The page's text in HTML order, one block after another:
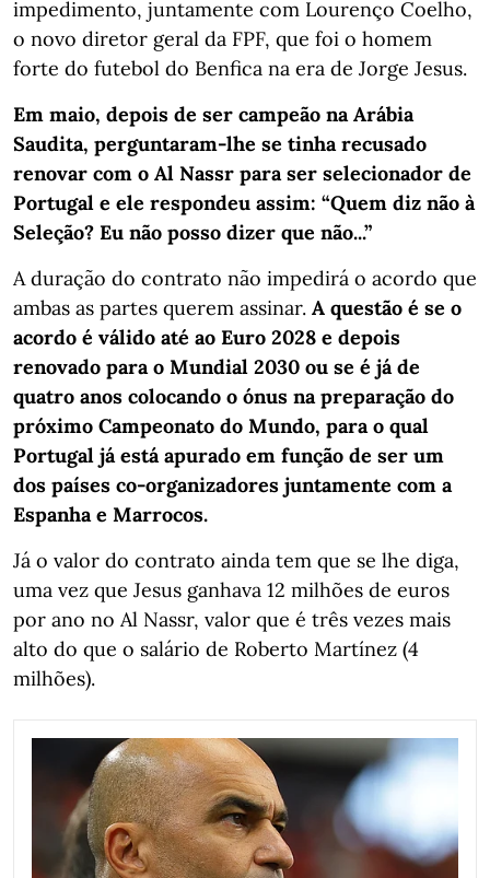
impedimento, juntamente com Lourenço Coelho,
o novo diretor geral da FPF, que foi o homem
forte do futebol do Benfica na era de Jorge Jesus.
Em maio, depois de ser campeão na Arábia
Saudita, perguntaram-lhe se tinha recusado
renovar com o Al Nassr para ser selecionador de
Portugal e ele respondeu assim: “Quem diz não à
Seleção? Eu não posso dizer que não...”
A duração do contrato não impedirá o acordo que
ambas as partes querem assinar. A questão é se o
acordo é válido até ao Euro 2028 e depois
renovado para o Mundial 2030 ou se é já de
quatro anos colocando o ónus na preparação do
próximo Campeonato do Mundo, para o qual
Portugal já está apurado em função de ser um
dos países co-organizadores juntamente com a
Espanha e Marrocos.
Já o valor do contrato ainda tem que se lhe diga,
uma vez que Jesus ganhava 12 milhões de euros
por ano no Al Nassr, valor que é três vezes mais
alto do que o salário de Roberto Martínez (4
milhões).